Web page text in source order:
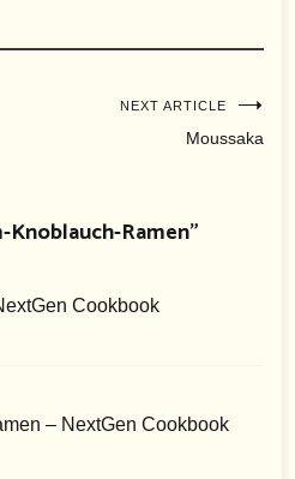
NEXT ARTICLE
Moussaka
Knoblauch-Ramen”
Cookbook
– NextGen Cookbook